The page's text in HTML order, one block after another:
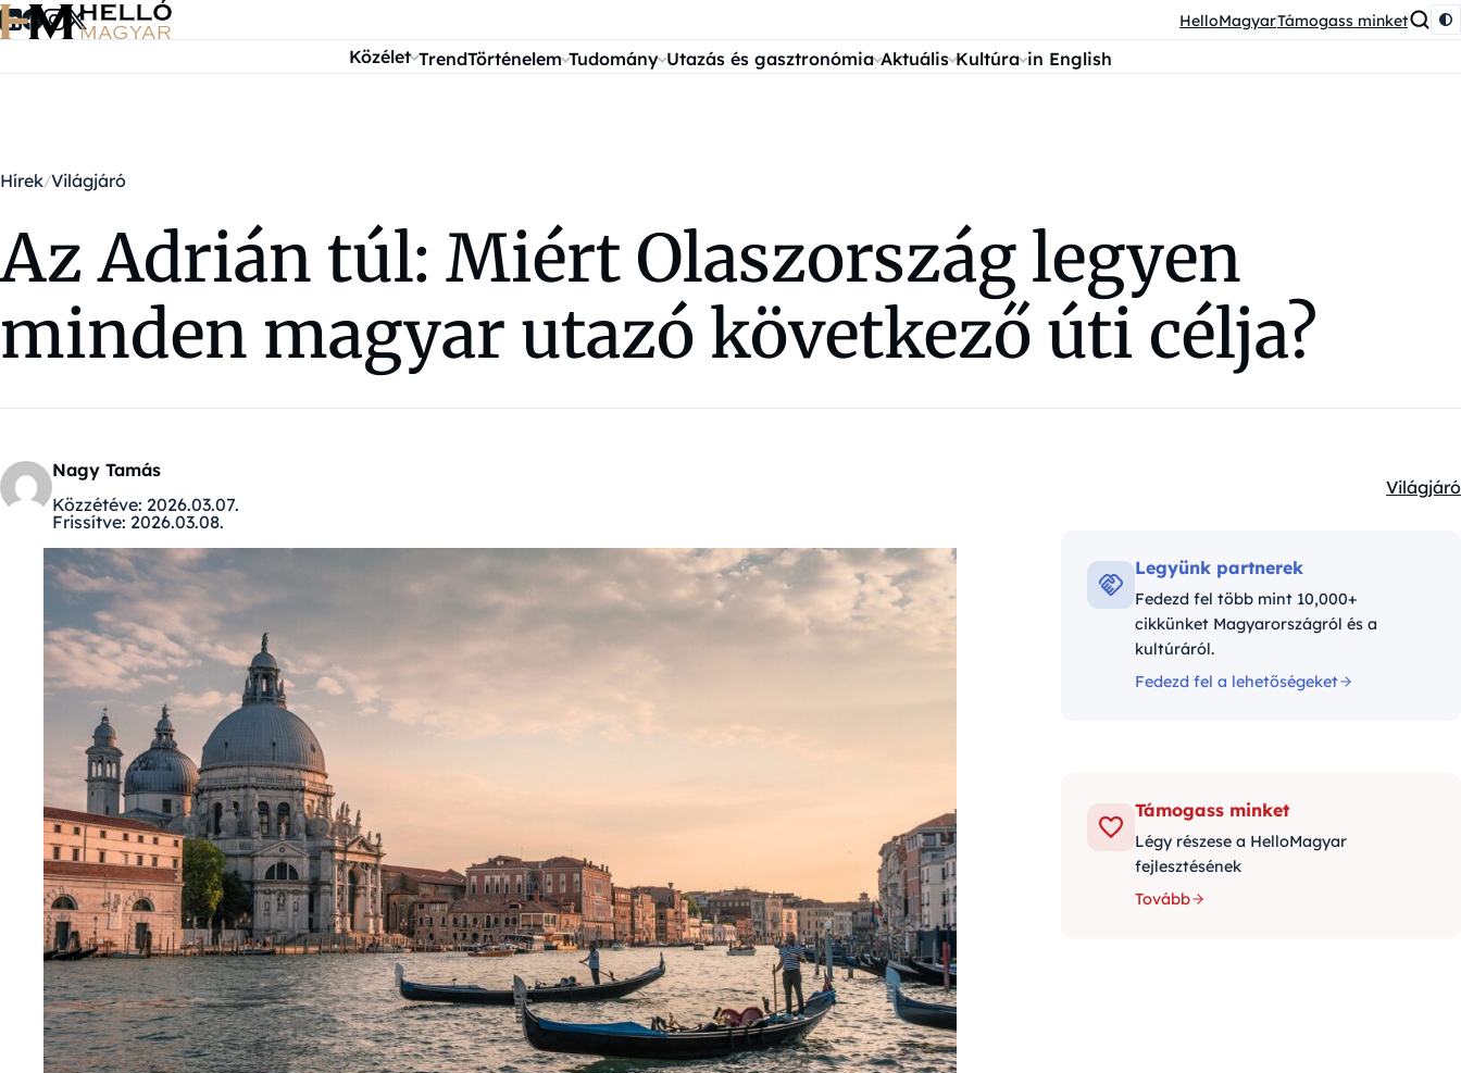
Ugrás a tartalomra HelloMagyarTámogass minket
Közélet TrendTörténelem Tudomány Utazás és gasztronómia Aktuális Kultúra in English
Hírek Világjáró
Az Adrián túl: Miért Olaszország legyen
minden magyar utazó következő úti célja?
Nagy Tamás
Közzétéve: 2026.03.07.
Frissítve: 2026.03.08.
Világjáró
Legyünk partnerek
Fedezd fel több mint 10,000+
cikkünket Magyarországról és a
kultúráról.
Fedezd fel a lehetőségeket
Támogass minket
Légy részese a HelloMagyar
fejlesztésének
Tovább